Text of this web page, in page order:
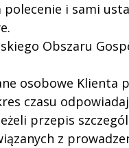
i sami
Obszaru
osobowe Klienta
czasu
przepis
z